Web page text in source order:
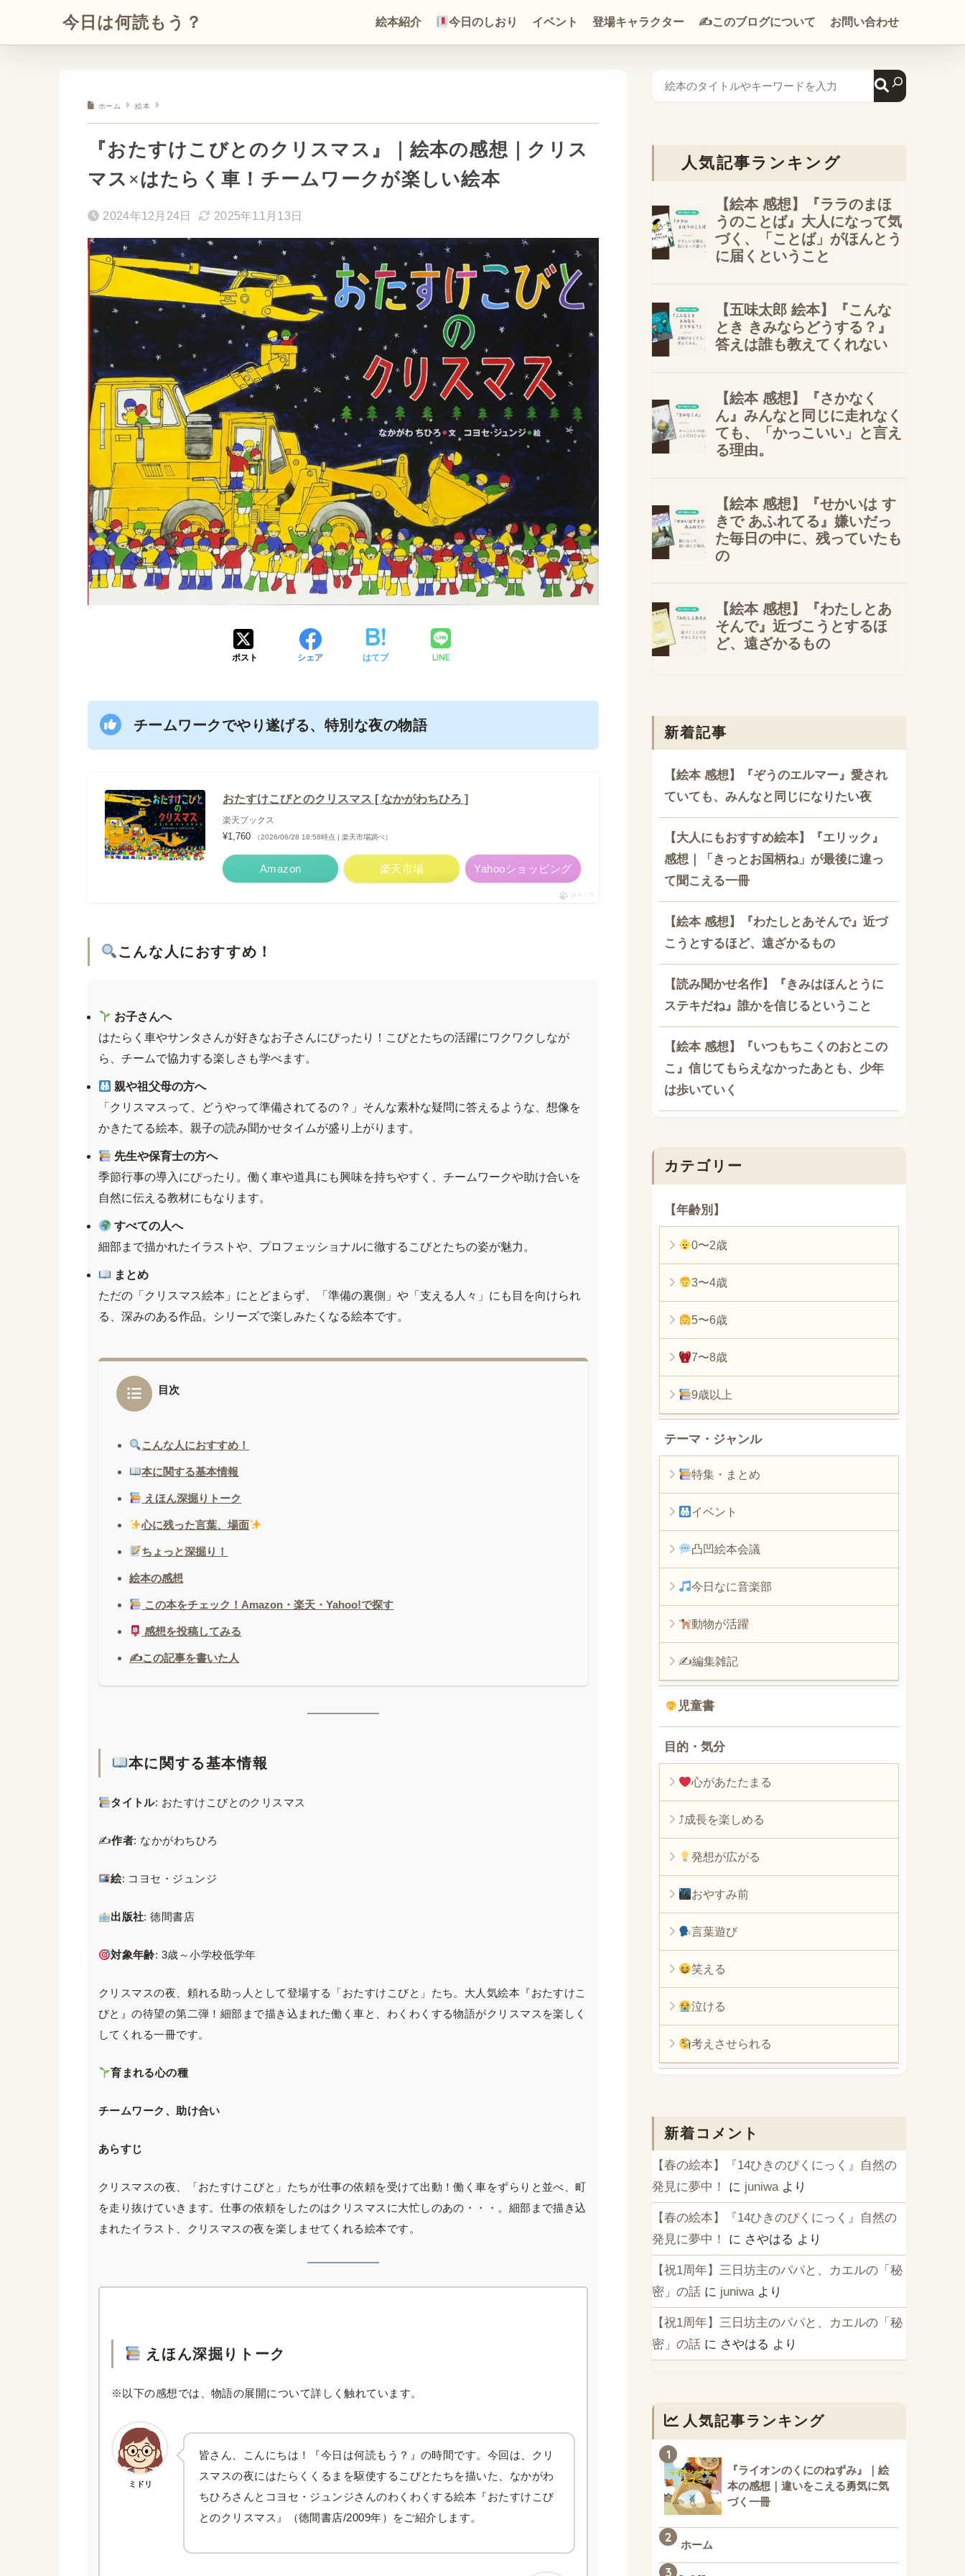
今日は何読もう？ 絵本紹介 今日のしおり イベント 登場キャラクター ✍️このブログについて お問い合わせ
ホーム 絵本
『おたすけこびとのクリスマス』｜絵本の感想｜クリス
マス×はたらく車！チームワークが楽しい絵本
2024年12月24日 2025年11月13日
ポスト シェア はてブ LINE
チームワークでやり遂げる、特別な夜の物語
おたすけこびとのクリスマス [ なかがわちひろ ]
楽天ブックス
¥1,760 （2026/06/28 18:58時点 | 楽天市場調べ）
Amazon 楽天市場 Yahooショッピング
ポチップ
こんな人におすすめ！
お子さんへ
はたらく車やサンタさんが好きなお子さんにぴったり！こびとたちの活躍にワクワクしなが
ら、チームで協力する楽しさも学べます。
親や祖父母の方へ
「クリスマスって、どうやって準備されてるの？」そんな素朴な疑問に答えるような、想像を
かきたてる絵本。親子の読み聞かせタイムが盛り上がります。
先生や保育士の方へ
季節行事の導入にぴったり。働く車や道具にも興味を持ちやすく、チームワークや助け合いを
自然に伝える教材にもなります。
すべての人へ
細部まで描かれたイラストや、プロフェッショナルに徹するこびとたちの姿が魅力。
まとめ
ただの「クリスマス絵本」にとどまらず、「準備の裏側」や「支える人々」にも目を向けられ
る、深みのある作品。シリーズで楽しみたくなる絵本です。
目次
こんな人におすすめ！
本に関する基本情報
えほん深掘りトーク
心に残った言葉、場面
ちょっと深掘り！
絵本の感想
この本をチェック！Amazon・楽天・Yahoo!で探す
感想を投稿してみる
✍️この記事を書いた人
本に関する基本情報
タイトル: おたすけこびとのクリスマス
✍️作者: なかがわちひろ
絵: コヨセ・ジュンジ
出版社: 徳間書店
対象年齢: 3歳～小学校低学年
クリスマスの夜、頼れる助っ人として登場する「おたすけこびと」たち。大人気絵本『おたすけこ
びと』の待望の第二弾！細部まで描き込まれた働く車と、わくわくする物語がクリスマスを楽しく
してくれる一冊です。
育まれる心の種
チームワーク、助け合い
あらすじ
クリスマスの夜、「おたすけこびと」たちが仕事の依頼を受けて出動！働く車をずらりと並べ、町
を走り抜けていきます。仕事の依頼をしたのはクリスマスに大忙しのあの・・・。細部まで描き込
まれたイラスト、クリスマスの夜を楽しませてくれる絵本です。
えほん深掘りトーク
※以下の感想では、物語の展開について詳しく触れています。
ミドリ
皆さん、こんにちは！『今日は何読もう？』の時間です。今回は、クリ
スマスの夜にはたらくくるまを駆使するこびとたちを描いた、なかがわ
ちひろさんとコヨセ・ジュンジさんのわくわくする絵本『おたすけこび
とのクリスマス』（徳間書店/2009年）をご紹介します。
人気記事ランキング
新着記事
【絵本 感想】『ぞうのエルマー』愛され
ていても、みんなと同じになりたい夜
【大人にもおすすめ絵本】『エリック』
感想｜「きっとお国柄ね」が最後に違っ
て聞こえる一冊
【絵本 感想】『わたしとあそんで』近づ
こうとするほど、遠ざかるもの
【読み聞かせ名作】『きみはほんとうに
ステキだね』誰かを信じるということ
【絵本 感想】『いつもちこくのおとこの
こ』信じてもらえなかったあとも、少年
は歩いていく
カテゴリー
【年齢別】
0〜2歳
3〜4歳
5〜6歳
7〜8歳
9歳以上
テーマ・ジャンル
特集・まとめ
イベント
凸凹絵本会議
今日なに音楽部
動物が活躍
✍編集雑記
児童書
目的・気分
心があたたまる
⤴︎成長を楽しめる
発想が広がる
おやすみ前
言葉遊び
笑える
泣ける
考えさせられる
新着コメント
【春の絵本】『14ひきのぴくにっく』自然の
発見に夢中！
に juniwa より
【春の絵本】『14ひきのぴくにっく』自然の
発見に夢中！
に さやはる より
【祝1周年】三日坊主のパパと、カエルの「秘
密」の話 に juniwa より
【祝1周年】三日坊主のパパと、カエルの「秘
密」の話 に さやはる より
人気記事ランキング
1
『ライオンのくにのねずみ』｜絵
本の感想｜違いをこえる勇気に気
づく一冊
2
ホーム
3